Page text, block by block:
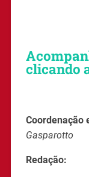
clicando
Coordenação
Gasparotto
Redação: